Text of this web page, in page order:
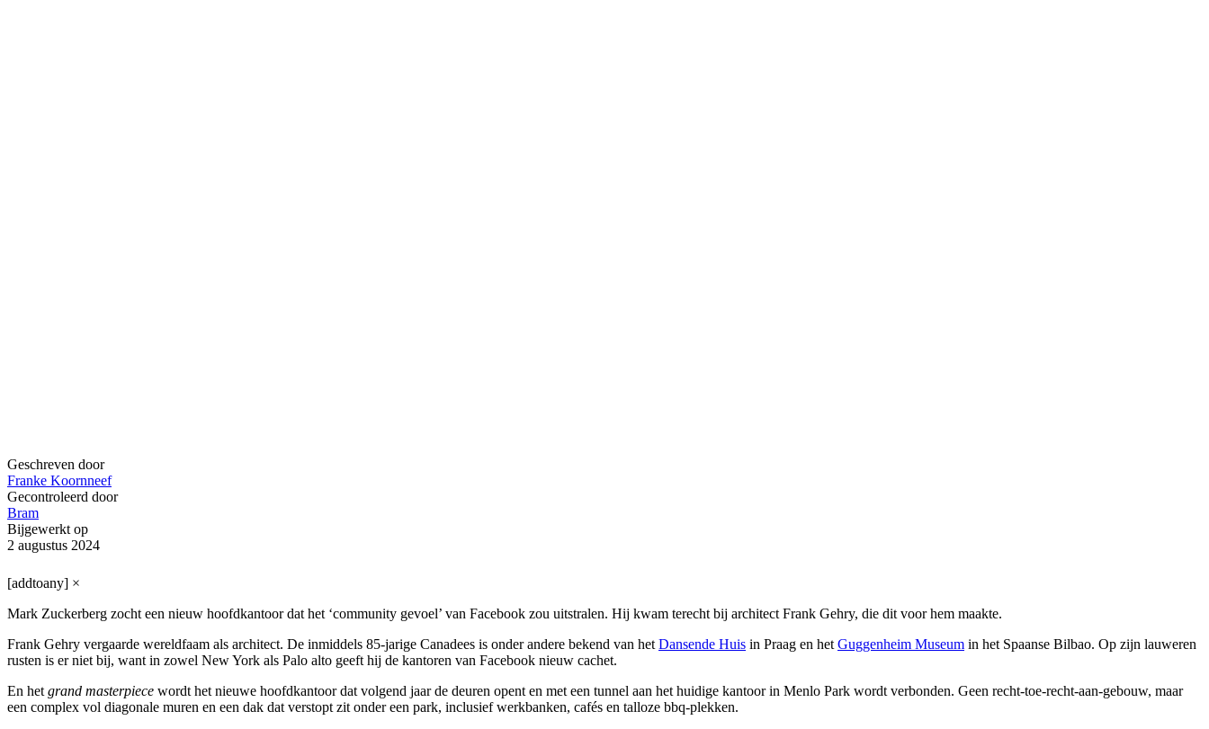
Geschreven door
Franke Koornneef
Gecontroleerd door
Bram
Bijgewerkt op
2 augustus 2024
[addtoany] ×
Mark Zuckerberg zocht een nieuw hoofdkantoor dat het ‘community gevoel’ van Facebook zou uitstralen. Hij kwam terecht bij architect Frank Gehry, die dit voor hem maakte.
Frank Gehry vergaarde wereldfaam als architect. De inmiddels 85-jarige Canadees is onder andere bekend van hetDansende Huis in Praag en hetGuggenheim Museum in het Spaanse Bilbao. Op zijn lauweren
rusten is er niet bij, want in zowel New York als Palo alto geeft hij de kantoren van Facebook nieuw cachet.
En hetgrand masterpiece wordt het nieuwe hoofdkantoor dat volgend jaar de deuren opent en met een tunnel aan het huidige kantoor in Menlo Park wordt verbonden. Geen recht-toe-recht-aan-gebouw, maar
een complex vol diagonale muren en een dak dat verstopt zit onder een park, inclusief werkbanken, cafés en talloze bbq-plekken.